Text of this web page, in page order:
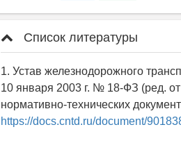
Список литературы
1. Устав железнодорожного
10 января 2003 г. № 18-ФЗ (ред.
нормативно-технических
https://docs.cntd.ru/document/